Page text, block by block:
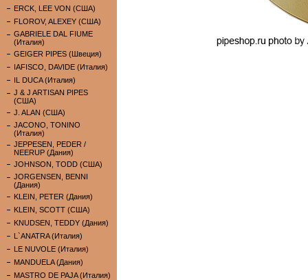
ERCK, LEE VON (США)
FLOROV, ALEXEY (США)
GABRIELE DAL FIUME
(Италия)
GEIGER PIPES (Швеция)
IAFISCO, DAVIDE (Италия)
IL DUCA (Италия)
J & J ARTISAN PIPES
(США)
J. ALAN (США)
JACONO, TONINO
(Италия)
JEPPESEN, PEDER /
NEERUP (Дания)
JOHNSON, TODD (США)
JORGENSEN, BENNI
(Дания)
KLEIN, PETER (Дания)
KLEIN, SCOTT (США)
KNUDSEN, TEDDY (Дания)
L`ANATRA (Италия)
LE NUVOLE (Италия)
MANDUELA (Дания)
MASTRO DE PAJA (Италия)